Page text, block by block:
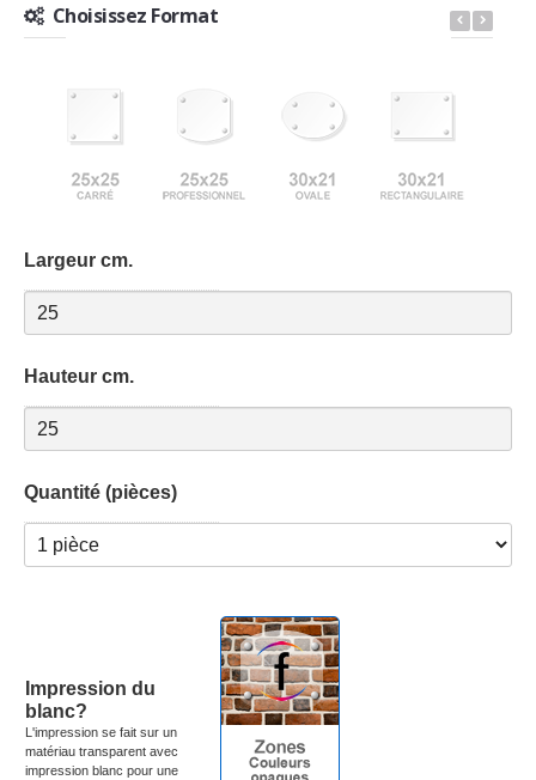
Choisissez Format
Largeur cm.
Hauteur cm.
Quantité (pièces)
Impression du
blanc?
L'impression se fait sur un
matériau transparent avec
impression blanc pour une